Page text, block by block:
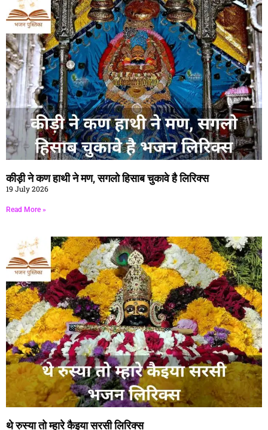
कीड़ी ने कण हाथी ने मण, सगलो हिसाब चुकावे है लिरिक्स
19 July 2026
Read More »
थे रुस्या तो म्हारे कैइया सरसी लिरिक्स